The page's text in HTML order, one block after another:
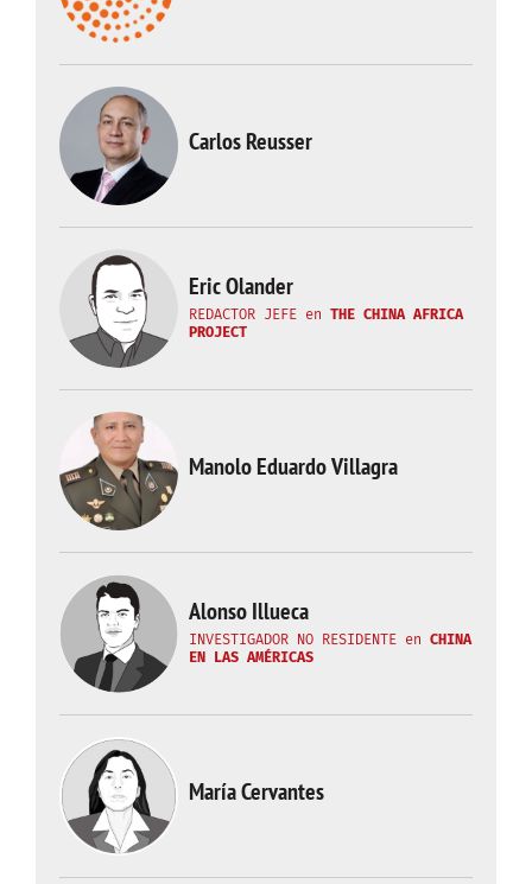
Carlos Reusser
Eric Olander
REDACTOR JEFE en THE CHINA AFRICA
PROJECT
Manolo Eduardo Villagra
Alonso Illueca
INVESTIGADOR NO RESIDENTE en CHINA
EN LAS AMÉRICAS
María Cervantes